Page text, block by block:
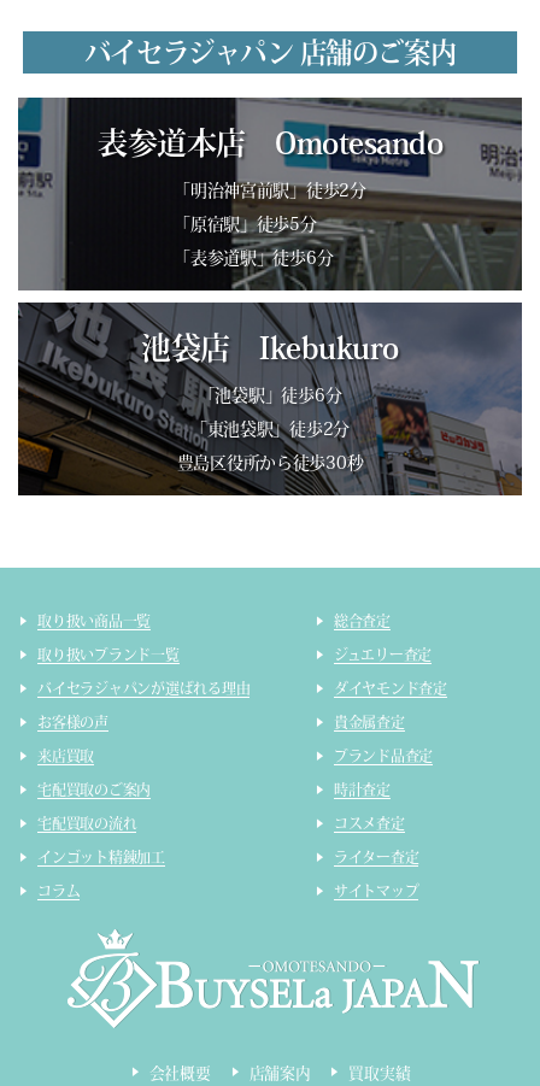
バイセラジャパン 店舗のご案内
表参道本店 Omotesando
「明治神宮前駅」徒歩2分
「原宿駅」徒歩5分
「表参道駅」徒歩6分
池袋店 Ikebukuro
「池袋駅」徒歩6分
「東池袋駅」徒歩2分
豊島区役所から徒歩30秒
取り扱い商品一覧
取り扱いブランド一覧
バイセラジャパンが選ばれる理由
お客様の声
来店買取
宅配買取のご案内
宅配買取の流れ
インゴット精錬加工
コラム
総合査定
ジュエリー査定
ダイヤモンド査定
貴金属査定
ブランド品査定
時計査定
コスメ査定
ライター査定
サイトマップ
会社概要 店舗案内 買取実績